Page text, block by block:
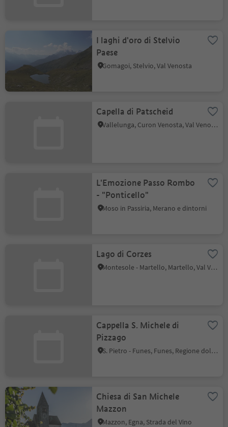
I laghi d'oro di Stelvio
Paese
Gomagoi, Stelvio, Val Venosta
Capella di Patscheid
Vallelunga, Curon Venosta, Val Venosta
L'Emozione Passo Rombo
- "Ponticello"
Moso in Passiria, Merano e dintorni
Lago di Corzes
Montesole - Martello, Martello, Val Venosta
Cappella S. Michele di
Pizzago
S. Pietro - Funes, Funes, Regione dolomitica Luson Val di Funes
Chiesa di San Michele
Mazzon
Mazzon, Egna, Strada del Vino